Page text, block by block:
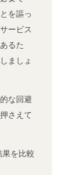
を謳っ
ービス
るた
ましょ
な回避
さえて
を比較